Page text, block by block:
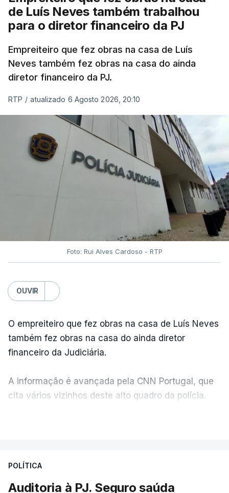
de Luís Neves também trabalhou
para o diretor financeiro da PJ
Empreiteiro que fez obras na casa de Luís
Neves também fez obras na casa do ainda
diretor financeiro da PJ.
RTP / atualizado 6 Agosto 2026, 20:10
Foto: Rui Alves Cardoso - RTP
OUVIR
O empreiteiro que fez obras na casa de Luís Neves
também fez obras na casa do ainda diretor
financeiro da Judiciária.
A informação é avançada pela CNN Portugal, que
cita vários vizinhos deste alto quadro da polícia.
apreendido numa operação de droga.
POLÍTICA
Auditoria à PJ. Seguro saúda